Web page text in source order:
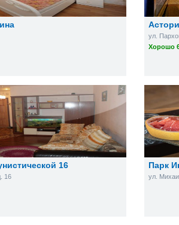
ул.
Хорошо
16
16
Парк
ул.